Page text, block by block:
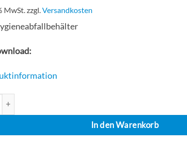
MwSt.zzgl.Versandkosten
Hygieneabfallbehälter Menge
In den Warenkorb